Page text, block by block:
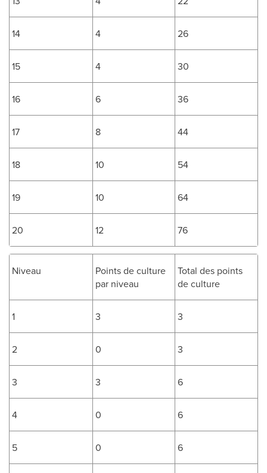
14 4 26
15 4 30
16 6 36
17 8 44
18 10 54
19 10 64
20 12 76
Niveau
Points de culture
par niveau
Total des points
de culture
1 3 3
2 0 3
3 3 6
4 0 6
5 0 6